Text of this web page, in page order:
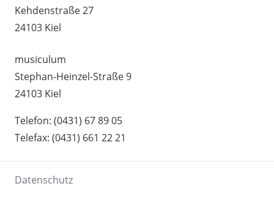
Kehdenstraße 27
24103 Kiel
musiculum
Stephan-Heinzel-Straße 9
24103 Kiel
Telefon: (0431) 67 89 05
Telefax: (0431) 661 22 21
Datenschutz